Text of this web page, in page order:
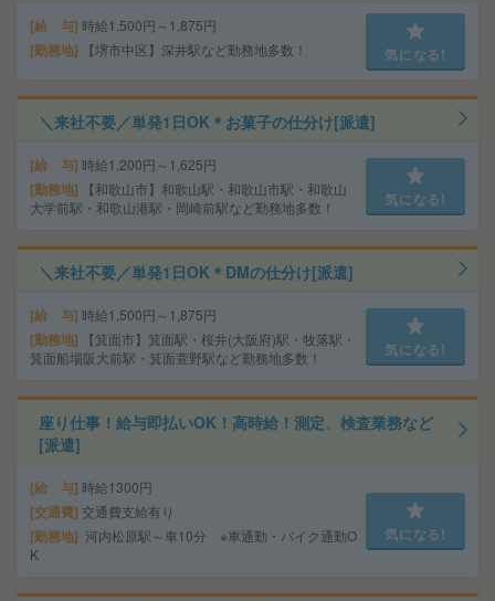
給 与 時給1,500円～1,875円
勤務地 【堺市中区】深井駅など勤務地多数！ 気になる!
＼来社不要／単発1日OK＊お菓子の仕分け[派遣]
給 与 時給1,200円～1,625円
勤務地
【和歌山市】和歌山駅・和歌山市駅・和歌山
大学前駅・和歌山港駅・岡崎前駅など勤務地多数！
気になる!
＼来社不要／単発1日OK＊DMの仕分け[派遣]
給 与 時給1,500円～1,875円
勤務地
【箕面市】箕面駅・桜井(大阪府)駅・牧落駅・
箕面船場阪大前駅・箕面萱野駅など勤務地多数！
気になる!
座り仕事！給与即払いOK！高時給！測定、検査業務など
[派遣]
給 与 時給1300円
交通費 交通費支給有り
勤務地 河内松原駅～車10分 ※車通勤・バイク通勤O
K
気になる!